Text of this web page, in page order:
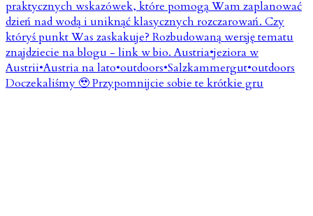
Doczekaliśmy 🥹 Przypomnijcie sobie te krótkie gru